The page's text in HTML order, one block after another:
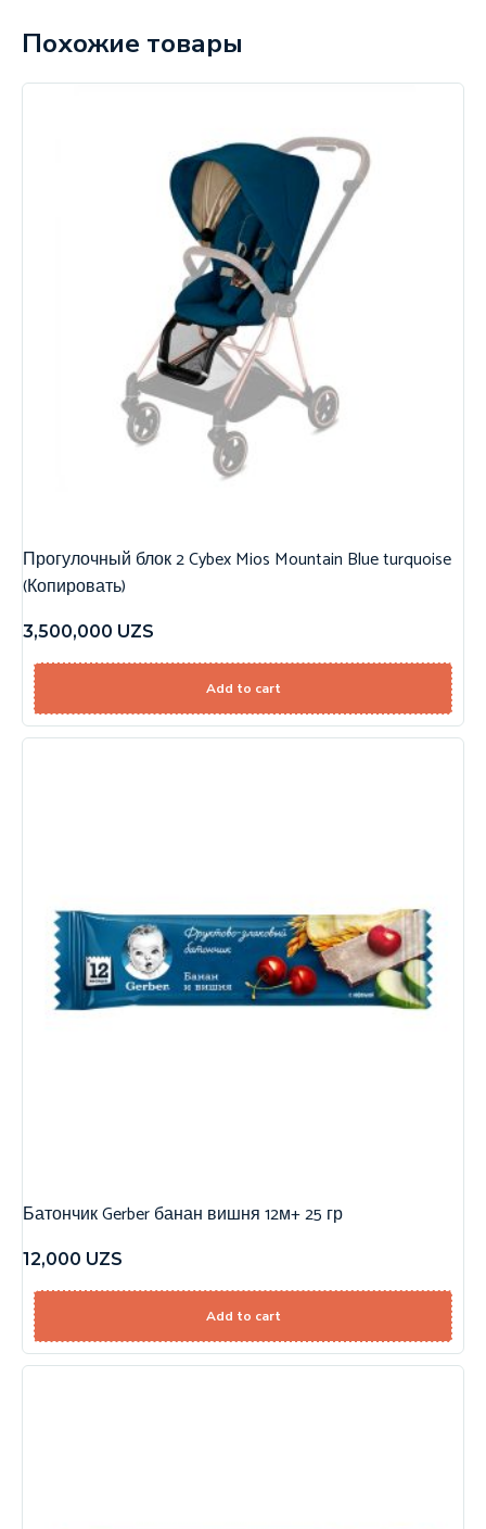
Похожие товары
Прогулочный блок 2 Cybex Mios Mountain Blue turquoise
(Копировать)
3,500,000 UZS
Add to cart
Батончик Gerber банан вишня 12м+ 25 гр
12,000 UZS
Add to cart